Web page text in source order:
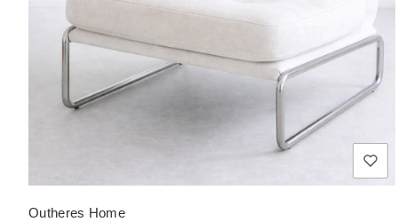
Outheres Home